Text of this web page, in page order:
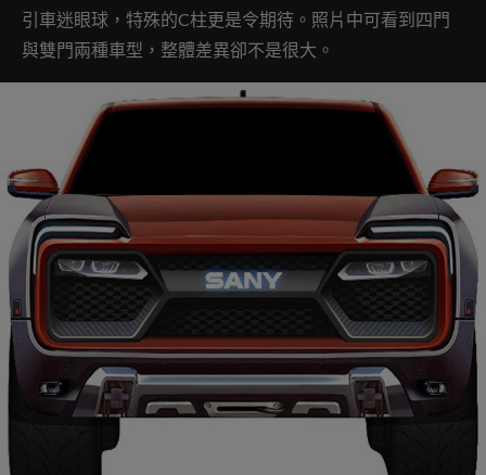
引車迷眼球，特殊的C柱更是令期待。照片中可看到四門
與雙門兩種車型，整體差異卻不是很大。